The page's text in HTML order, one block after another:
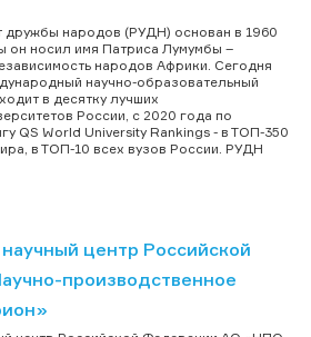
дружбы народов (РУДН) основан в 1960
он носил имя Патриса Лумумбы –
народов Африки. Сегодня
научно-образовательный
в десятку лучших
России, с 2020 года по
QS World University Rankings - в ТОП-350
в ТОП-10 всех вузов России. РУДН
центр Российской
производственное